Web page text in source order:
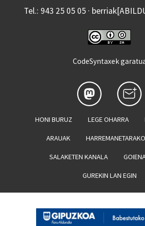
Tel.: 943 25 05 05 ·
CodeSyntaxek
HONI BURUZ LEGE OHARRA
ARAUAK HARREMANETARAKO
SALAKETEN KANALA
GUREKIN LAN EGIN